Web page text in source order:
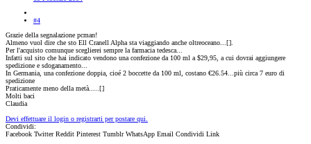
#4
Grazie della segnalazione pcman!
Almeno vuol dire che sto Ell Cranell Alpha sta viaggiando anche oltreoceano...[].
Per l'acquisto comunque sceglierei sempre la farmacia tedesca...
Infatti sul sito che hai indicato vendono una confezione da 100 ml a $29,95, a cui dovrai aggiungere
spedizione e sdoganamento...
In Germania, una confezione doppia, cioé 2 boccette da 100 ml, costano €26.54...più circa 7 euro di
spedizione
Praticamente meno della metà.....[]
Molti baci
Claudia
Devi effettuare il login o registrarti per postare qui.
Condividi:
Facebook Twitter Reddit Pinterest Tumblr WhatsApp Email Condividi Link